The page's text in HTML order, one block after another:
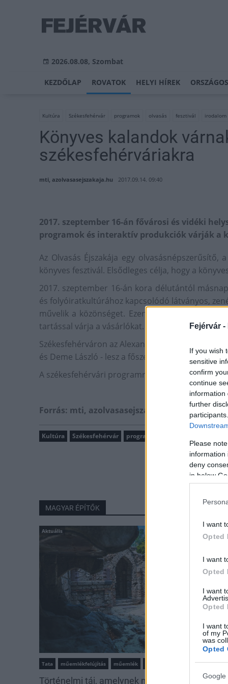
Fejérvár -
If you wish
sensitive
confirm
continue
information
further
Please
information
deny
in below
I want
Opted
I want
Opted
I want
Opted
I want
of my
was
Opted
Google
2026.08.08, Szombat
KEZDŐLAP ROVATOK HELYI HÍREK
Kultúra Székesfehérvár programok olvasás fesztivál irodalom
Könyves kalandok
székesfehérváriakra
mti, azolvasasejszakaja.hu 2017.09.14. 09:40
2017. szeptember 16-án fővárosi és vidéki
programok és interaktív produkciók várják a
Az Olvasás Éjszakája egy
könyves fesztivál. Elsődleges célja, hogy a
2017. szeptember 16-án kora délutántól
és folyóiratkultúrához kapcsolódó látványos,
művelik a közönséget. Ezen a napon az ország
tartással várja a vásárlókat.
Székesfehérváron az Alexandra
és Deme László - lesz a főszerep.
A székesfehérvári programról
olvashat
Forrás: mti, azolvasasejszakaja.hu
Kultúra Székesfehérvár programok
MAGYAR ÉPÍTŐK
Aktuális
Tata műemlékfelújítás műemlék
Történelmi táj, amelynek minden köve mesél –